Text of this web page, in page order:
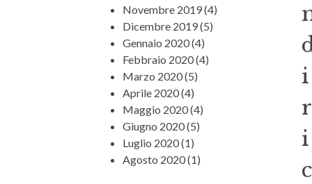
i
r
i
c
Novembre 2019(4)
Dicembre 2019(5)
Gennaio 2020(4)
Febbraio 2020(4)
Marzo 2020(5)
Aprile 2020(4)
Maggio 2020(4)
Giugno 2020(5)
Luglio 2020(1)
Agosto 2020(1)